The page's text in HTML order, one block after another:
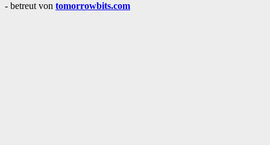
- betreut von tomorrowbits.com